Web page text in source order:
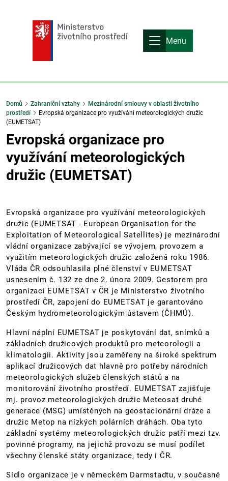
Menu
Domů Zahraniční vztahy
Mezinárodní smlouvy v oblasti životního
prostředí
Evropská organizace pro využívání meteorologických družic
(EUMETSAT)
Evropská organizace pro
využívání meteorologických
družic (EUMETSAT)
Evropská organizace pro využívání meteorologických
družic (EUMETSAT - European Organisation for the
Exploitation of Meteorological Satellites) je mezinárodní
vládní organizace zabývající se vývojem, provozem a
využitím meteorologických družic založená roku 1986.
Vláda ČR odsouhlasila plné členství v EUMETSAT
usnesením č. 132 ze dne 2. února 2009. Gestorem pro
organizaci EUMETSAT v ČR je Ministerstvo životního
prostředí ČR, zapojení do EUMETSAT je garantováno
Českým hydrometeorologickým ústavem (ČHMÚ).
Hlavní náplní EUMETSAT je poskytování dat, snímků a
základních družicových produktů pro meteorologii a
klimatologii. Aktivity jsou zaměřeny na široké spektrum
aplikací družicových dat hlavně pro potřeby národních
meteorologických služeb členských států a na
monitorování životního prostředí. EUMETSAT zajišťuje
mj. provoz meteorologických družic Meteosat druhé
generace (MSG) umístěných na geostacionární dráze a
družic Metop na nízkých polárních dráhách. Oba tyto
základní systémy meteorologických družic patří mezi tzv.
povinné programy, na jejichž provozu se musí podílet
všechny členské státy organizace, tedy i ČR.
Sídlo organizace je v německém Darmstadtu, v současné